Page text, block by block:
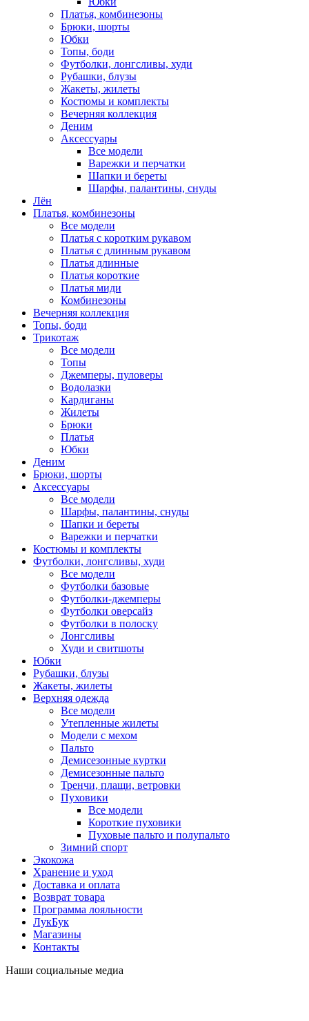
Платья, комбинезоны
Брюки, шорты
Юбки
Топы, боди
Футболки, лонгсливы, худи
Рубашки, блузы
Жакеты, жилеты
Костюмы и комплекты
Вечерняя коллекция
Деним
Аксессуары
Все модели
Варежки и перчатки
Шапки и береты
Шарфы, палантины, снуды
Лён
Платья, комбинезоны
Все модели
Платья с коротким рукавом
Платья с длинным рукавом
Платья длинные
Платья короткие
Платья миди
Комбинезоны
Вечерняя коллекция
Топы, боди
Трикотаж
Все модели
Топы
Джемперы, пуловеры
Водолазки
Кардиганы
Жилеты
Брюки
Платья
Юбки
Деним
Брюки, шорты
Аксессуары
Все модели
Шарфы, палантины, снуды
Шапки и береты
Варежки и перчатки
Костюмы и комплекты
Футболки, лонгсливы, худи
Все модели
Футболки базовые
Футболки-джемперы
Футболки оверсайз
Футболки в полоску
Лонгсливы
Худи и свитшоты
Юбки
Рубашки, блузы
Жакеты, жилеты
Верхняя одежда
Все модели
Утепленные жилеты
Модели с мехом
Пальто
Демисезонные куртки
Демисезонные пальто
Тренчи, плащи, ветровки
Пуховики
Все модели
Короткие пуховики
Пуховые пальто и полупальто
Зимний спорт
Экокожа
Хранение и уход
Доставка и оплата
Возврат товара
Программа лояльности
ЛукБук
Магазины
Контакты
Наши социальные медиа